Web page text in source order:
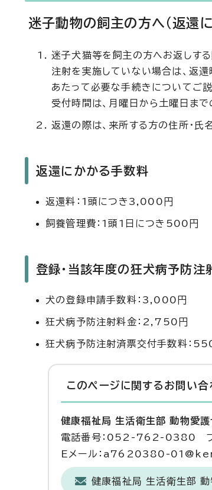
迷子動物の飼主の方へ（返還に
迷子犬猫等を飼主の方へお返しす
注射を実施していない場合は、返還
あたって必要な手続きについてご
受付時間は、月曜日から土曜日ま
返還の際は、来所する方の住所・氏
返還にかかる手数料
返還料：1頭につき3,000円
飼養管理費：1頭1日につき500円
登録・当該年度の狂犬病予防注
犬の登録申請手数料：3,000円
狂犬病予防注射料金：2,750円
狂犬病予防注射済票交付手数料：
このページに関する お問い合
健康福祉局 生活衛生部 動物愛護
電話番号：052-762-0380
Eメール：a7620380-
健康福祉局 生活衛生部